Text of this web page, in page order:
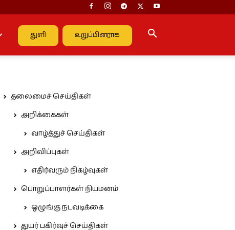
துளி உறுப்பினராக
தலைமைச் செய்திகள்
அறிக்கைகள்
வாழ்த்துச் செய்திகள்
அறிவிப்புகள்
எதிர்வரும் நிகழ்வுகள்
பொறுப்பாளர்கள் நியமனம்
ஒழுங்கு நடவடிக்கை
துயர் பகிர்வுச் செய்திகள்